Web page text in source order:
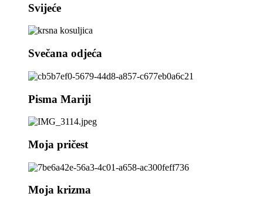
Svijeće
Svečana odjeća
Pisma Mariji
Moja pričest
Moja krizma